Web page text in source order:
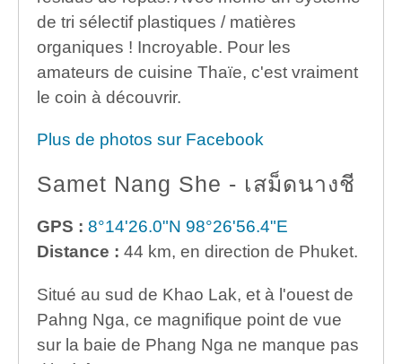
de tri sélectif plastiques / matières
organiques ! Incroyable. Pour les
amateurs de cuisine Thaïe, c'est vraiment
le coin à découvrir.
Plus de photos sur Facebook
Samet Nang She - เสม็ดนางชี
GPS : 8°14'26.0"N 98°26'56.4"E
Distance : 44 km, en direction de Phuket.
Situé au sud de Khao Lak, et à l'ouest de
Pahng Nga, ce magnifique point de vue
sur la baie de Phang Nga ne manque pas